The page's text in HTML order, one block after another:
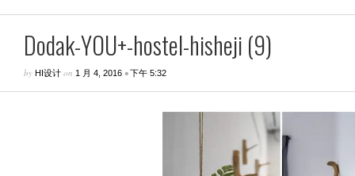
Dodak-YOU+-hostel-hisheji (9)
by HI设计 on 1 月 4, 2016 •下午 5:32